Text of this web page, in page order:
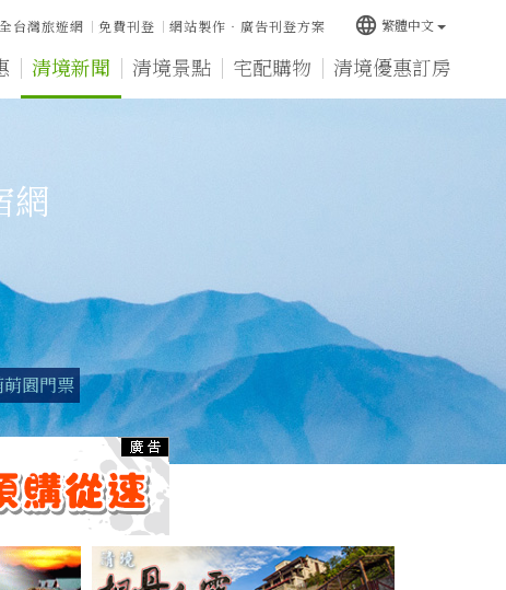
清境新聞 清境景點 宅配購物 清境優惠訂房
台灣旅遊網 免費刊登 網站製作‧廣告刊登方案 language 繁體中文
網
園門票